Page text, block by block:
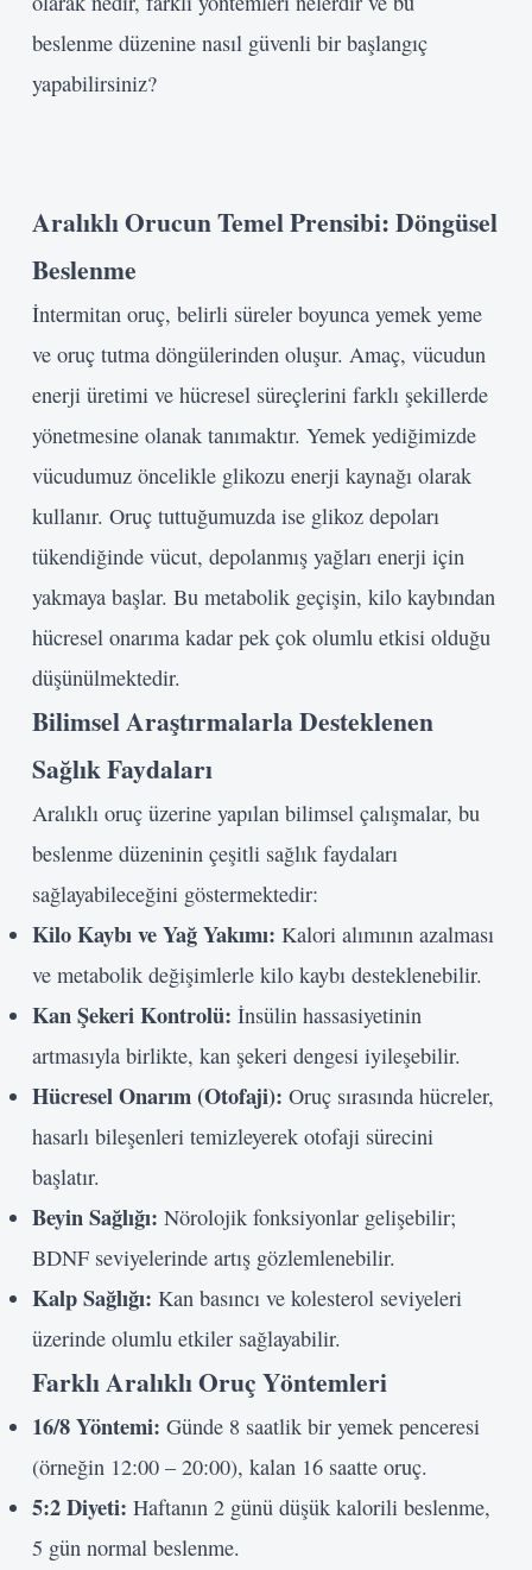
beslenme düzenine nasıl güvenli bir başlangıç
yapabilirsiniz?
Aralıklı Orucun Temel Prensibi: Döngüsel
Beslenme
İntermitan oruç, belirli süreler boyunca yemek yeme
ve oruç tutma döngülerinden oluşur. Amaç, vücudun
enerji üretimi ve hücresel süreçlerini farklı şekillerde
yönetmesine olanak tanımaktır. Yemek yediğimizde
vücudumuz öncelikle glikozu enerji kaynağı olarak
kullanır. Oruç tuttuğumuzda ise glikoz depoları
tükendiğinde vücut, depolanmış yağları enerji için
yakmaya başlar. Bu metabolik geçişin, kilo kaybından
hücresel onarıma kadar pek çok olumlu etkisi olduğu
düşünülmektedir.
Bilimsel Araştırmalarla Desteklenen
Sağlık Faydaları
Aralıklı oruç üzerine yapılan bilimsel çalışmalar, bu
beslenme düzeninin çeşitli sağlık faydaları
sağlayabileceğini göstermektedir:
Kilo Kaybı ve Yağ Yakımı: Kalori alımının azalması
ve metabolik değişimlerle kilo kaybı desteklenebilir.
Kan Şekeri Kontrolü: İnsülin hassasiyetinin
artmasıyla birlikte, kan şekeri dengesi iyileşebilir.
Hücresel Onarım (Otofaji): Oruç sırasında hücreler,
hasarlı bileşenleri temizleyerek otofaji sürecini
başlatır.
Beyin Sağlığı: Nörolojik fonksiyonlar gelişebilir;
BDNF seviyelerinde artış gözlemlenebilir.
Kalp Sağlığı: Kan basıncı ve kolesterol seviyeleri
üzerinde olumlu etkiler sağlayabilir.
Farklı Aralıklı Oruç Yöntemleri
16/8 Yöntemi: Günde 8 saatlik bir yemek penceresi
(örneğin 12:00 – 20:00), kalan 16 saatte oruç.
5:2 Diyeti: Haftanın 2 günü düşük kalorili beslenme,
5 gün normal beslenme.
Kullanıcı Adı veya E-posta